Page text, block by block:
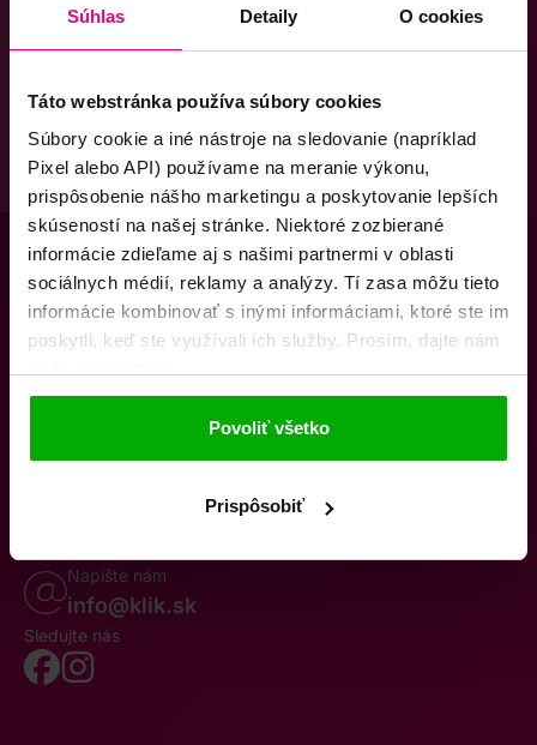
Súhlas Detaily O cookies
Táto webstránka používa súbory cookies
Súbory cookie a iné nástroje na sledovanie (napríklad
Pixel alebo API) používame na meranie výkonu,
prispôsobenie nášho marketingu a poskytovanie lepších
skúseností na našej stránke. Niektoré zozbierané
informácie zdieľame aj s našimi partnermi v oblasti
sociálnych médií, reklamy a analýzy. Tí zasa môžu tieto
informácie kombinovať s inými informáciami, ktoré ste im
poskytli, keď ste využívali ich služby. Prosím, dajte nám
Povoliť všetko
Prispôsobiť
O násKontaktyK stiahnutiuObchodné podmienky
Odstúpenie od zmluvy
Oznámenie o cezhraničnej fúziiReklamačný poriadok
Volajte po–pia 8–19
Napište nám
info@klik.sk
Sledujte nás